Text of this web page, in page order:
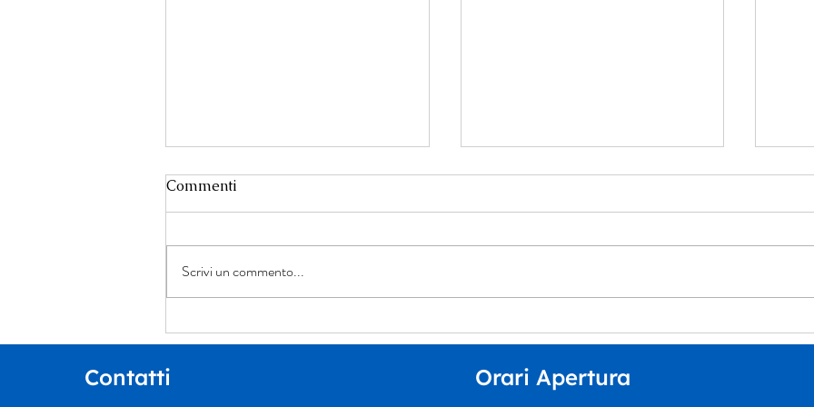
narrativa e ricerca della
all’Auditorium Orpheus
Commenti
Scrivi un commento...
Contatti
Orari Apertura